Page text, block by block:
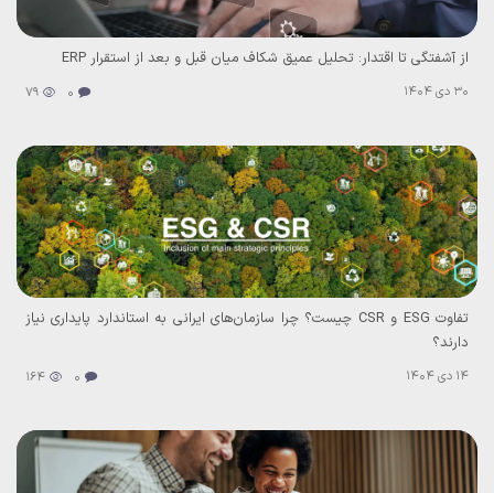
از آشفتگی تا اقتدار: تحلیل عمیق شکاف میان قبل و بعد از استقرار ERP
30 دی 1404 0
79
تفاوت ESG و CSR چیست؟ چرا سازمان‌های ایرانی به استاندارد پایداری نیاز
دارند؟
14 دی 1404 0
164